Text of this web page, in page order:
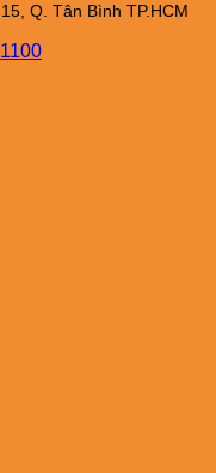
Q. Tân Bình TP.HCM